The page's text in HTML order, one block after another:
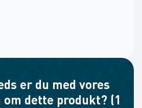
er du med vores
dette produkt? (1